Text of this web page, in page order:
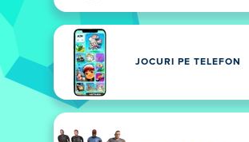
JOCURI PE TELEFON